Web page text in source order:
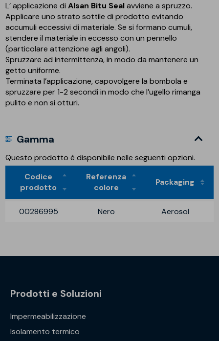
L’ applicazione diAlsan Bitu Sealavviene a spruzzo.
Applicare uno strato sottile di prodotto evitando
accumuli eccessivi di materiale. Se si formano cumuli,
stendere il materiale in eccesso con un pennello
(particolare attenzione agli angoli).
Spruzzare ad intermittenza, in modo da mantenere un
getto uniforme.
Terminata l’applicazione, capovolgere la bombola e
spruzzare per 1-2 secondi in modo che l’ugello rimanga
pulito e non si otturi.
Gamma
Questo prodotto è disponibile nelle seguenti opzioni.
Codice
prodotto
Referenza
colore
Packaging
00286995 Nero Aerosol
Prodotti e Soluzioni
Impermeabilizzazione
Isolamento termico